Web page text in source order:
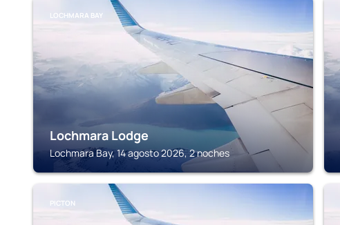
LOCHMARA BAY
Lochmara Lodge
Lochmara Bay, 14 agosto 2026, 2 noches
PICTON